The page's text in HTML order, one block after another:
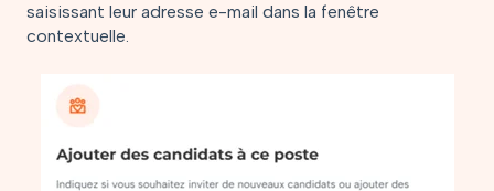
saisissant leur adresse e-mail dans la fenêtre
contextuelle.